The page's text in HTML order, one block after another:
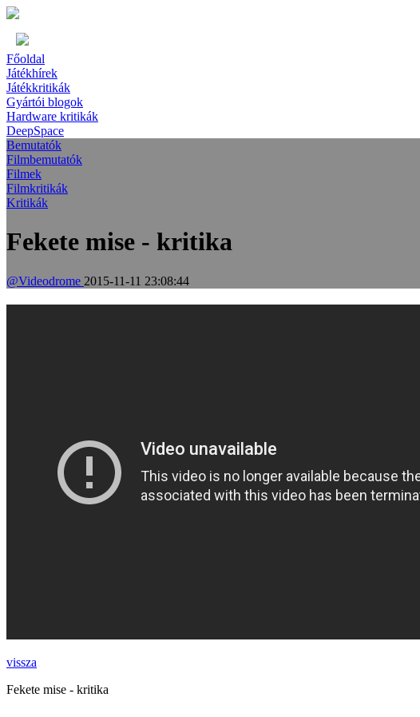
Főoldal
Játékhírek
Játékkritikák
Gyártói blogok
Hardware kritikák
DeepSpace
Bemutatók
Filmbemutatók
Filmek
Filmkritikák
Kritikák
Fekete mise - kritika
@Videodrome 2015-11-11 23:08:44
vissza
Fekete mise - kritika